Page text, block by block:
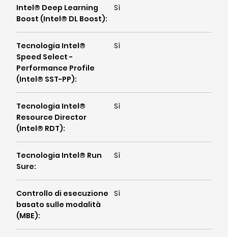
Intel® Deep Learning
Boost (Intel® DL Boost):
Sì
Tecnologia Intel®
Speed Select -
Performance Profile
(Intel® SST-PP):
Sì
Tecnologia Intel®
Resource Director
(Intel® RDT):
Sì
Tecnologia Intel® Run
Sure:
Sì
Controllo di esecuzione
basato sulle modalità
(MBE):
Sì